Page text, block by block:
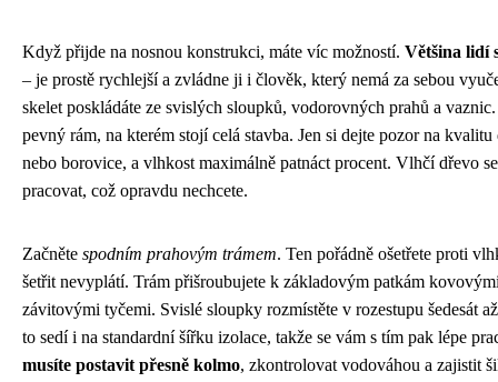
Když přijde na nosnou konstrukci, máte víc možností. Většina lidí
– je prostě rychlejší a zvládne ji i člověk, který nemá za sebou
skelet poskládáte ze svislých sloupků, vodorovných prahů a
pevný rám, na kterém stojí celá stavba. Jen si dejte pozor na
nebo borovice, a vlhkost maximálně patnáct procent. Vlhčí dřevo
pracovat, což opravdu nechcete.
Začněte spodním prahovým trámem. Ten pořádně ošetřete proti
šetřit nevyplátí. Trám přišroubujete k základovým patkám
závitovými tyčemi. Svislé sloupky rozmístěte v rozestupu šedesát
to sedí i na standardní šířku izolace, takže se vám s tím pak lépe
musíte postavit přesně kolmo, zkontrolovat vodováhou a zajistit